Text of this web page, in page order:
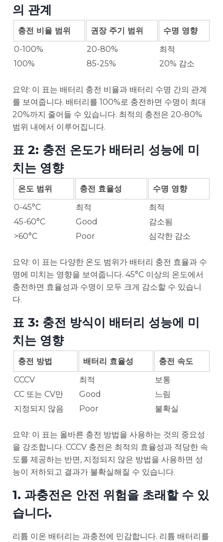
의 관계
충전 비율 범위 권장 주기 범위
수명 영향
0-100%
20-80%
최적
100%
85-25% 20% 감소
요약: 이 표는 배터리 충전 비율과 배터리 수명 간의 관계
를 보여줍니다. 배터리를 100%로 충전하면 수명이 최대
20%까지 줄어들 수 있습니다. 최적의 충전은 20-80%
범위 내에서 이루어집니다.
표 2: 충전 온도가 배터리 성능에 미
치는 영향
온도 범위 충전 효율성
수명 영향
0-45°C
최적
최적
45-60°C
Good
감소됨
>60°C
Poor 심각한 감소
요약: 이 표는 다양한 온도 범위가 배터리 충전 효율과 수
명에 미치는 영향을 보여줍니다. 45°C 이상의 온도에서
충전하면 효율성과 수명이 모두 크게 감소할 수 있습니
다.
표 3: 충전 방식이 배터리 성능에 미
치는 영향
충전 방법 배터리 효율성
충전 속도
CCCV
최적
보통
CC 또는 CV만
Good
느림
지정되지 않음
Poor 불확실
요약: 이 표는 올바른 충전 방법을 사용하는 것의 중요성
을 강조합니다. CCCV 충전은 최적의 효율성과 적당한 속
도를 제공하는 반면, 지정되지 않은 방법을 사용하면 성
능이 저하되고 결과가 불확실해질 수 있습니다.
1. 과충전은 안전 위험을 초래할 수 있
습니다.
리튬 이온 배터리는 과충전에 민감합니다. 리튬 배터리를